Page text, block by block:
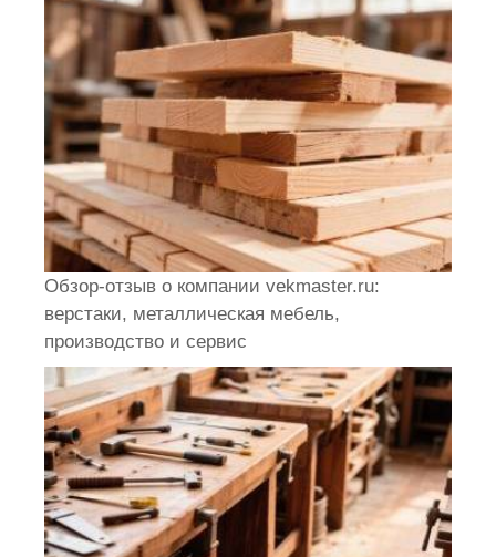
Обзор-отзыв о компании vekmaster.ru:
верстаки, металлическая мебель,
производство и сервис